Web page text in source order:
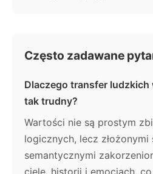
Często zadawane
Dlaczego transfer
tak trudny?
Wartości nie są prostym
logicznych, lecz złożonymi
semantycznymi
ciele, historii i emocjach,